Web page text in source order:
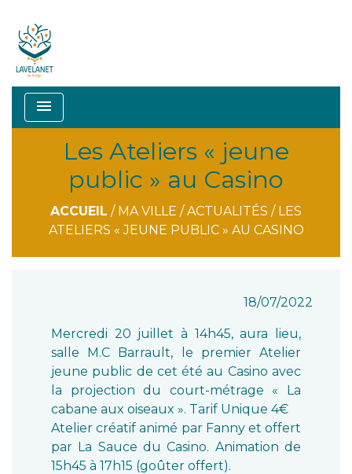
menu
Les Ateliers « jeune
public » au Casino
ACCUEIL / MA VILLE /ACTUALITÉS / LES
ATELIERS « JEUNE PUBLIC » AU CASINO
18/07/2022
Mercredi 20 juillet à 14h45, aura lieu,
salle M.C Barrault, le premier Atelier
jeune public de cet été au Casino avec
la projection du court-métrage « La
cabane aux oiseaux ». Tarif Unique 4€
Atelier créatif animé par Fanny et offert
par La Sauce du Casino. Animation de
15h45 à 17h15 (goûter offert).